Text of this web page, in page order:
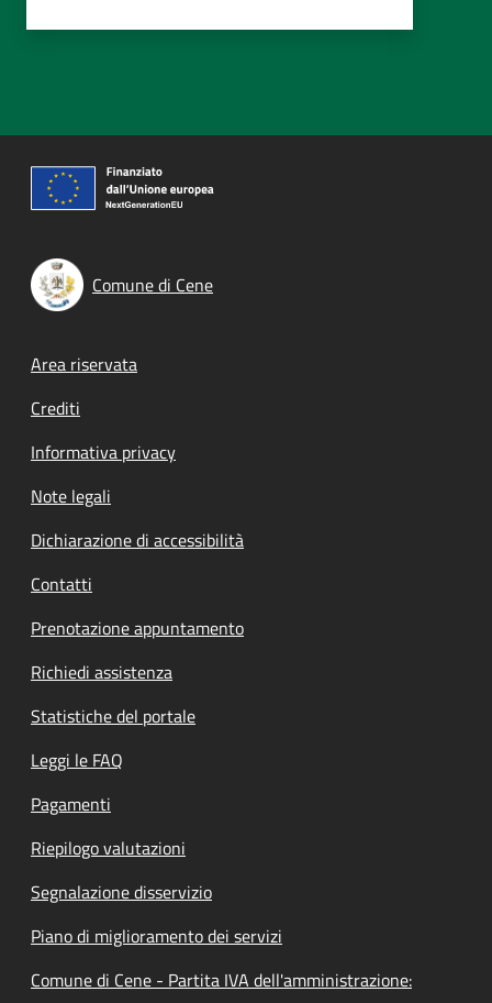
Comune di Cene
Footer menu
Area riservata
Crediti
Informativa privacy
Note legali
Dichiarazione di accessibilità
Contatti
Prenotazione appuntamento
Richiedi assistenza
Statistiche del portale
Leggi le FAQ
Pagamenti
Riepilogo valutazioni
Segnalazione disservizio
Piano di miglioramento dei servizi
Comune di Cene - Partita IVA dell'amministrazione: